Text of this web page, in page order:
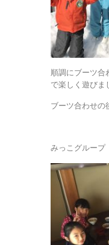
順調にブーツ合
で楽しく遊びま
ブーツ合わせの
みっこグループ